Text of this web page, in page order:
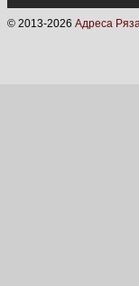
© 2013-2026 Адреса